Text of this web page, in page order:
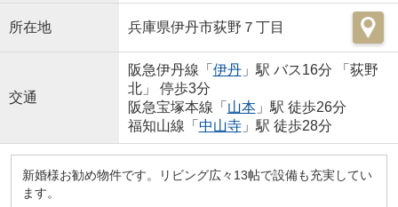
所在地 兵庫県伊丹市荻野７丁目
交通
阪急伊丹線「 伊丹」駅 バス16分 「荻野
北」 停歩3分
阪急宝塚本線「 山本」駅 徒歩26分
福知山線「 中山寺」駅 徒歩28分
新婚様お勧め物件です。リビング広々13帖で設備も充実してい
ます。